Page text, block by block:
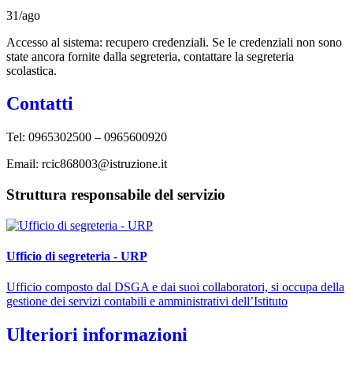
31/ago
Accesso al sistema: recupero credenziali. Se le credenziali non sono
state ancora fornite dalla segreteria, contattare la segreteria
scolastica.
Contatti
Tel: 0965302500 – 0965600920
Email: rcic868003@istruzione.it
Struttura responsabile del servizio
Ufficio di segreteria - URP
Ufficio composto dal DSGA e dai suoi collaboratori, si occupa della
gestione dei servizi contabili e amministrativi dell’Istituto
Ulteriori informazioni